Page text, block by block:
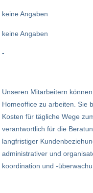
keine Angaben
keine Angaben
-
Unseren Mitarbeitern
Homeoffice zu arbeiten. Sie
Kosten für tägliche Wege
verantwortlich für die
langfristiger
administrativer und
koordination und -